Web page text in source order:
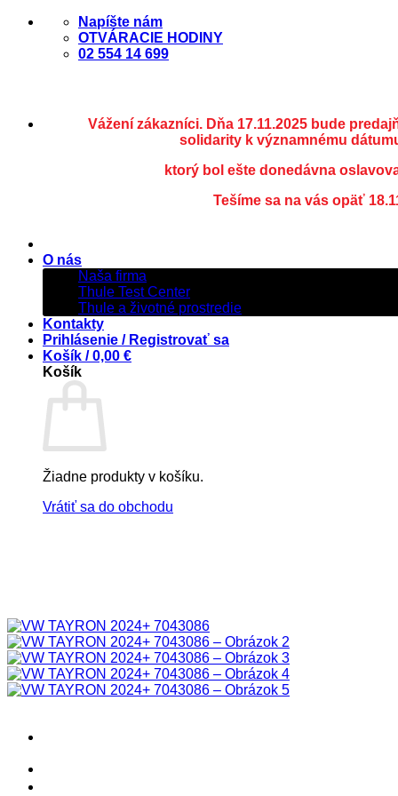
Skip
Napíšte nám
OTVÁRACIE HODINY
02 554 14 699
Vážení zákazníci. Dňa 17.11.2025 bude
solidarity k významnému
ktorý bol ešte donedávna
Tešíme sa na vás opäť
O nás
Naša firma
Thule Test Center
Thule a životné prostredie
Kontakty
Prihlásenie / Registrovať sa
Košík /0,00 €
Košík
Žiadne produkty v košíku.
Vrátiť sa do obchodu